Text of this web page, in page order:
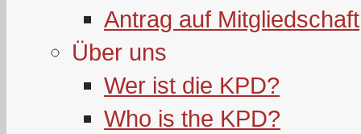
Antrag auf Mitgliedschaft
Über uns
Wer ist die KPD?
Who is the KPD?